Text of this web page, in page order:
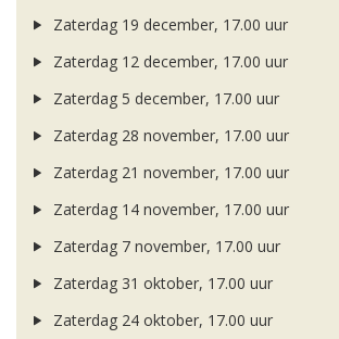
Zaterdag 19 december, 17.00 uur
Zaterdag 12 december, 17.00 uur
Zaterdag 5 december, 17.00 uur
Zaterdag 28 november, 17.00 uur
Zaterdag 21 november, 17.00 uur
Zaterdag 14 november, 17.00 uur
Zaterdag 7 november, 17.00 uur
Zaterdag 31 oktober, 17.00 uur
Zaterdag 24 oktober, 17.00 uur